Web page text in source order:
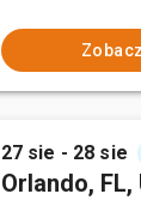
27 sie - 28 sie
Orlando, FL,